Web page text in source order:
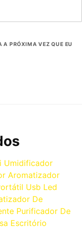
A PRÓXIMA VEZ QUE EU